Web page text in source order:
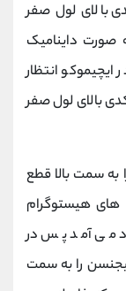
های مکدی بالای لول صفر
صورت داینامیک
انتظار
بالای لول صفر
دی میانگین 12 روزه میانگین 26 را به سمت بالا قطع
هیستوگرام
می آمد پس در
را به سمت